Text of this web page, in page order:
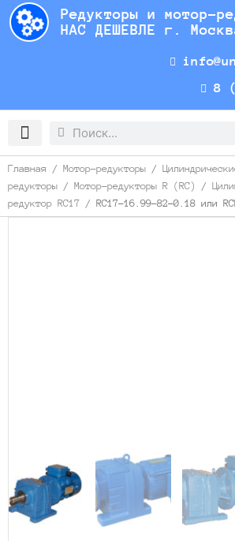
Перейти
содержимому
Редукторы и мотор-
НАС ДЕШЕВЛЕ г.
8
Search
Search
Главная / Мотор-редукторы /
редукторы / Мотор-редукторы R (RC) /
редуктор RC17 / RC17-16.99-82-0.18 или